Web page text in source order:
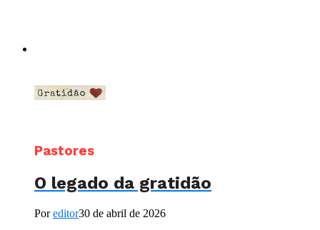
Pastores
O legado da gratidão
Poreditor30 de abril de 2026